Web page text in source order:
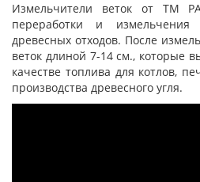
Измельчители веток от ТМ
переработки и
древесных отходов. После
веток длиной 7-14 см., которые
качестве топлива для котлов,
производства древесного угля.